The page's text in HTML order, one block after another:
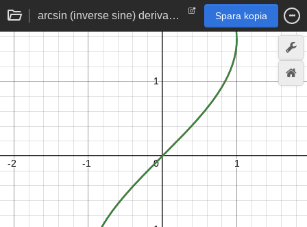
arcsin (inverse sine) derivative derivation Spara kopia